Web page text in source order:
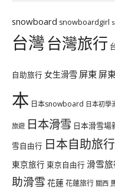
snowboard snowboardgirl
台灣台灣旅行
自助旅行 女生滑雪 屏東 屏
本 日本snowboard 日本初學
旅遊 日本滑雪 日本滑雪場
雪自由行 日本自助旅行
東京旅行 東京自由行 滑雪旅
助滑雪 花蓮花蓮旅行 關西